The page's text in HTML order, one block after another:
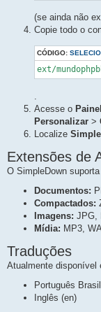
(se ainda não
Copie todo o
CÓDIGO:
ext/
Acesse o
Personalizar >
Localize
Extensões de
O SimpleDown
Documentos:
Compactados:
Imagens: JPG,
Mídia: MP3,
Traduções
Atualmente disponível
Português
Inglês (en)